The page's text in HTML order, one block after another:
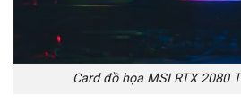
Card đồ họa MSI RTX 2080